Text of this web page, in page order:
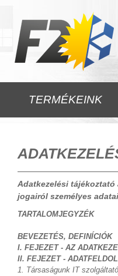
TERMÉKEINK
Adatkezelési tájékoztató
jogairól személyes
TARTALOMJEGYZÉK
BEVEZETÉS, DEFINÍCIÓK
I. FEJEZET - AZ
II. FEJEZET -
1. Társaságunk IT